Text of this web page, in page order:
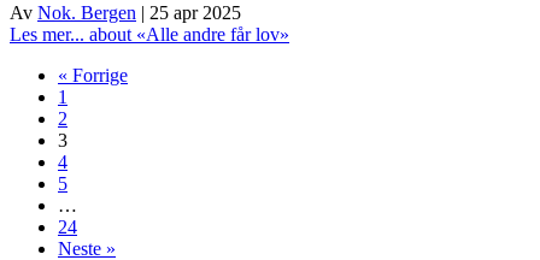
Av Nok. Bergen | 25 apr 2025
Les mer... about «Alle andre får lov»
« Forrige
1
2
3
4
5
…
24
Neste »